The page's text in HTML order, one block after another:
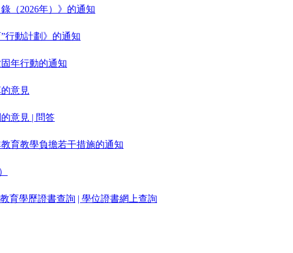
（2026年）》的通知
行動計劃》的通知
年行動的通知
意見
意見 | 問答
育教學負擔若干措施的通知
育學歷證書查詢 | 學位證書網上查詢